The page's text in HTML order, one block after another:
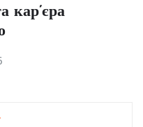
кар’єра